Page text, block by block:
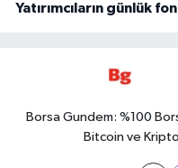
Yatırımcıların günlük
Borsa Gundem: %100
Bitcoin ve